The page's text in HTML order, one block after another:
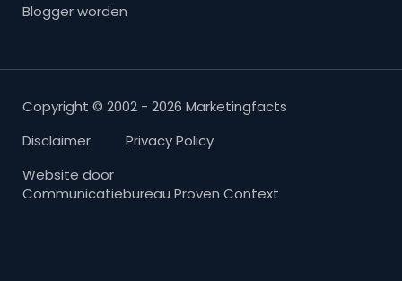
Blogger worden
Copyright © 2002 - 2026 Marketingfacts
Disclaimer
Privacy Policy
Website door
Communicatiebureau Proven Context